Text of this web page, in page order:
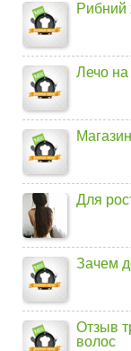
Рибний
Лечо на
Для
Зачем
Отзыв
волос